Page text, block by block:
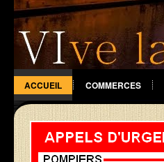
ACCUEIL COMMERCES
DIVERS